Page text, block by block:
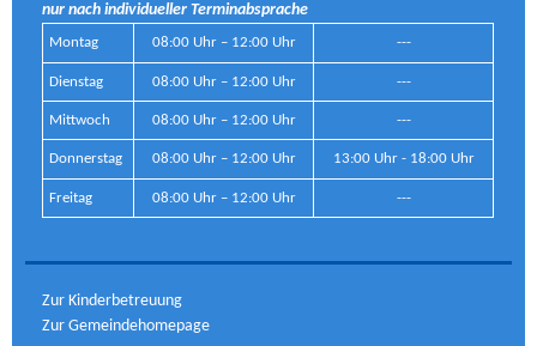
nur nach individueller Terminabsprache
Montag 08:00 Uhr – 12:00 Uhr ---
Dienstag 08:00 Uhr – 12:00 Uhr ---
Mittwoch 08:00 Uhr – 12:00 Uhr ---
Donnerstag 08:00 Uhr – 12:00 Uhr 13:00 Uhr - 18:00 Uhr
Freitag 08:00 Uhr – 12:00 Uhr ---
Zur Kinderbetreuung
Zur Gemeindehomepage